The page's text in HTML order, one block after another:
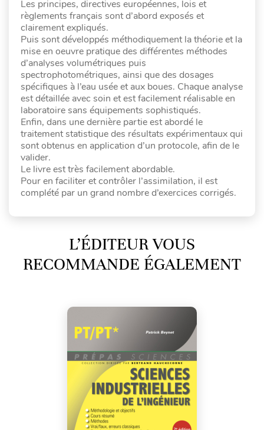
Les principes, directives européennes, lois et
règlements français sont d’abord exposés et
clairement expliqués.
Puis sont développés méthodiquement la théorie et la
mise en oeuvre pratique des différentes méthodes
d’analyses volumétriques puis
spectrophotométriques, ainsi que des dosages
spécifiques à l’eau usée et aux boues. Chaque analyse
est détaillée avec soin et est facilement réalisable en
laboratoire sans équipements sophistiqués.
Enfin, dans une dernière partie est abordé le
traitement statistique des résultats expérimentaux qui
sont obtenus en application d’un protocole, afin de le
valider.
Le livre est très facilement abordable.
Pour en faciliter et contrôler l’assimilation, il est
complété par un grand nombre d’exercices corrigés.
L’ÉDITEUR VOUS
RECOMMANDE ÉGALEMENT